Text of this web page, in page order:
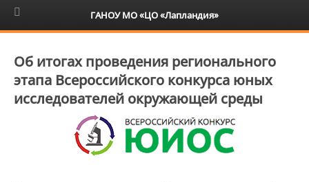
6+
Об итогах проведения регионального
этапа Всероссийского конкурса юных
исследователей окружающей среды
ГАНОУ МО «ЦО «Лапландия»